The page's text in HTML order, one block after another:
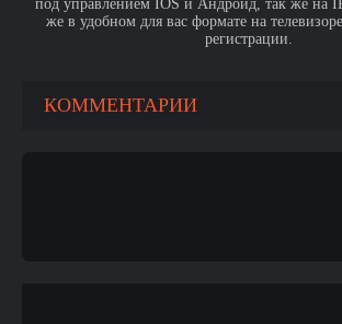
под управлением IOS и Андроид, так же на
же в удобном для вас формате на
регистрации.
КОММЕНТАРИИ